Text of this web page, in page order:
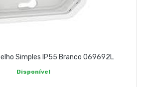
Simples IP55 Branco 069692L
Disponível